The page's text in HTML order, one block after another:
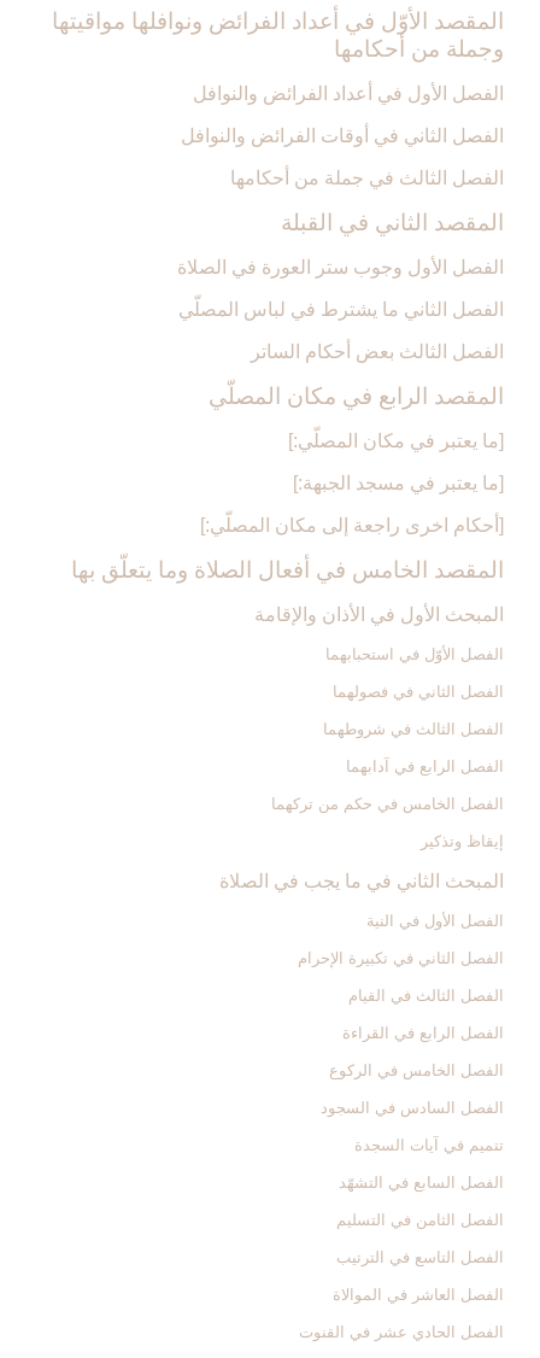
المقصد الأوّل في أعداد الفرائض ونوافلها مواقيتها
وجملة من أحكامها
الفصل الأول في أعداد الفرائض والنوافل‏
الفصل الثاني في أوقات الفرائض والنوافل‏
الفصل الثالث في جملة من أحكامها
المقصد الثاني في القبلة
الفصل الأول وجوب ستر العورة في الصلاة
الفصل الثاني ما يشترط في لباس المصلّي‏
الفصل الثالث بعض أحكام الساتر
المقصد الرابع في مكان المصلّي‏
[ما يعتبر في مكان المصلّي:]
[ما يعتبر في مسجد الجبهة:]
[أحكام اخرى راجعة إلى مكان المصلّي:]
المقصد الخامس في أفعال الصلاة وما يتعلّق بها
المبحث الأول في الأذان والإقامة
الفصل الأوّل في استحبابهما
الفصل الثاني في فصولهما
الفصل الثالث في شروطهما
الفصل الرابع في آدابهما
الفصل الخامس في حكم من تركهما
إيقاظ وتذكير
المبحث الثاني في ما يجب في الصلاة
الفصل الأول في النية
الفصل الثاني في تكبيرة الإحرام
الفصل الثالث في القيام
الفصل الرابع في القراءة
الفصل الخامس في الركوع
الفصل السادس في السجود
تتميم في آيات السجدة
الفصل السابع في التشهّد
الفصل الثامن في التسليم
الفصل التاسع في الترتيب
الفصل العاشر في الموالاة
الفصل الحادي عشر في القنوت